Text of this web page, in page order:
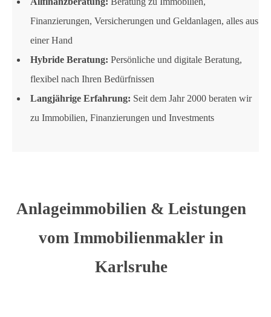
Finanzierungen, Versicherungen und Geldanlagen, alles aus
einer Hand
Hybride Beratung: Persönliche und digitale Beratung,
flexibel nach Ihren Bedürfnissen
Langjährige Erfahrung: Seit dem Jahr 2000 beraten wir
zu Immobilien, Finanzierungen und Investments
Anlageimmobilien & Leistungen
vom Immobilienmakler in
Karlsruhe